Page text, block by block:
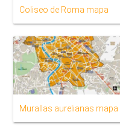
Coliseo de Roma mapa
Murallas aurelianas mapa